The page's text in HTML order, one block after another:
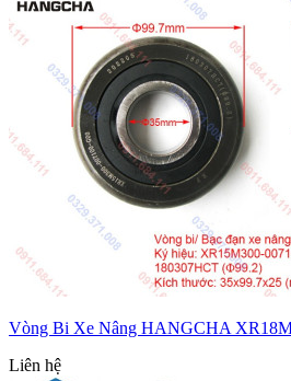
Vòng Bi Xe Nâng HANGCHA
Liên hệ